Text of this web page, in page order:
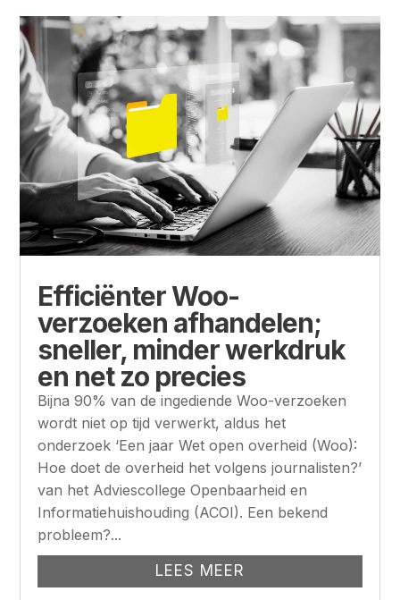
Efficiënter Woo-
verzoeken afhandelen;
sneller, minder werkdruk
en net zo precies
Bijna 90% van de ingediende Woo-verzoeken
wordt niet op tijd verwerkt, aldus het
onderzoek ‘Een jaar Wet open overheid (Woo):
Hoe doet de overheid het volgens journalisten?’
van het Adviescollege Openbaarheid en
Informatiehuishouding (ACOI). Een bekend
probleem?...
LEES MEER